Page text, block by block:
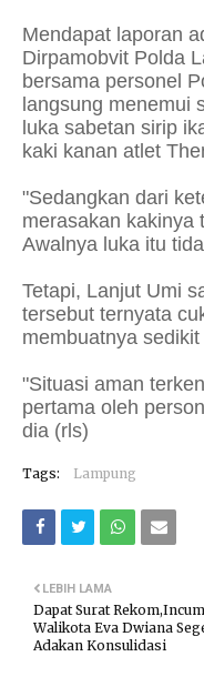
Mendapat laporan
Dirpamobvit Polda
bersama personel
langsung menemui
luka sabetan sirip
kaki kanan atlet
"Sedangkan dari
merasakan kakinya
Awalnya luka itu
Tetapi, Lanjut Umi
tersebut ternyata
membuatnya
"Situasi aman
pertama oleh
dia (rls)
Tags: Lampung
LEBIH LAMA
Dapat Surat
Walikota Eva Dwiana
Adakan Konsulidasi